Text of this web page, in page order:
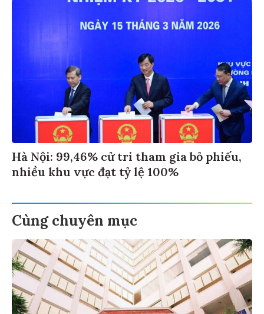
Hà Nội: 99,46% cử tri tham gia bỏ phiếu,
nhiều khu vực đạt tỷ lệ 100%
Cùng chuyên mục